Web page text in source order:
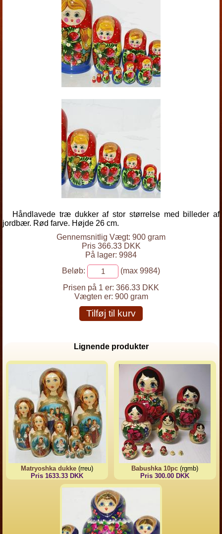
Håndlavede træ dukker af stor størrelse med billeder af
jordbær. Rød farve. Højde 26 cm.
Gennemsnitlig Vægt: 900 gram
Pris 366.33 DKK
På lager: 9984
Beløb:
(max 9984)
Prisen på 1 er: 366.33 DKK
Vægten er: 900 gram
Tilføj til kurv
Lignende produkter
Matryoshka dukke (rreu)
Pris 1633.33 DKK
Babushka 10pc (rgmb)
Pris 300.00 DKK